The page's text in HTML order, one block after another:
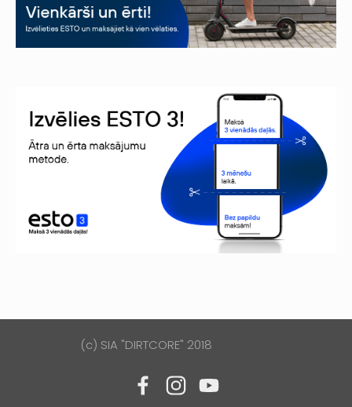
(c) SIA "DIRTCORE" 2018